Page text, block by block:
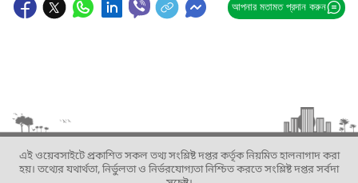
আপনার মতামত প্রদান করুন
এই ওয়েবসাইটে প্রকাশিত সকল তথ্য সংশ্লিষ্ট দপ্তর কর্তৃক নিয়মিত হালনাগাদ করা
হয়। তথ্যের যথার্থতা, নির্ভুলতা ও নির্ভরযোগ্যতা নিশ্চিত করতে সংশ্লিষ্ট দপ্তর সর্বদা